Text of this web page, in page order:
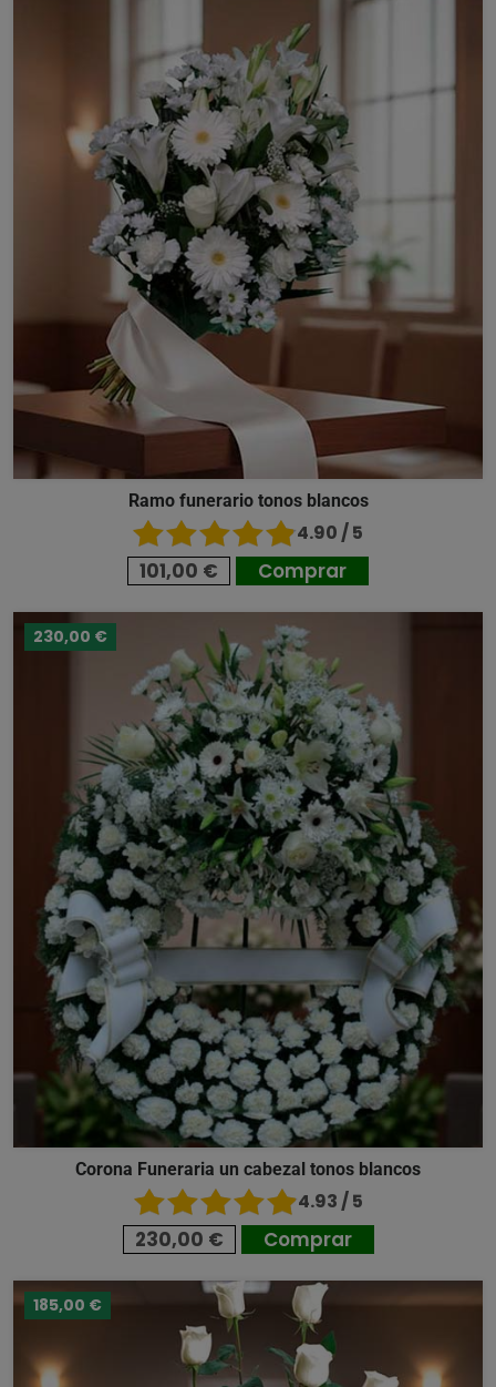
Ramo funerario tonos blancos
4.90 / 5
101,00 € Comprar
230,00 €
Corona Funeraria un cabezal tonos blancos
4.93 / 5
230,00 € Comprar
185,00 €